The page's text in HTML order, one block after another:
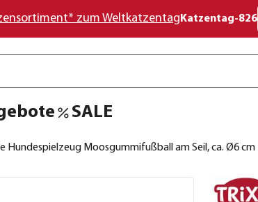
zum Weltkatzentag Katzentag-826
SALE
Hundespielzeug Moosgummifußball am Seil, ca. Ø6 cm